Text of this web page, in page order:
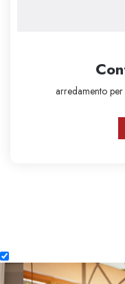
arredamento per